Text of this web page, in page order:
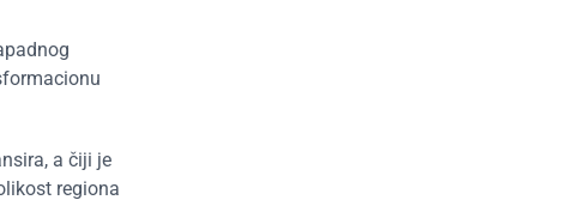
a čiji je
regiona